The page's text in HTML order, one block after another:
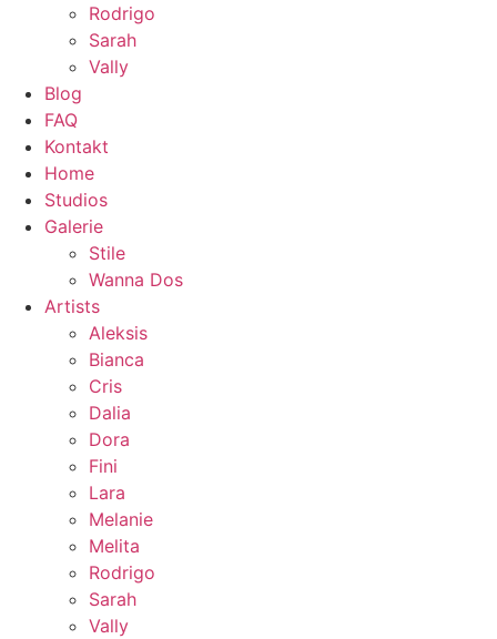
Rodrigo
Sarah
Vally
Blog
FAQ
Kontakt
Home
Studios
Galerie
Stile
Wanna Dos
Artists
Aleksis
Bianca
Cris
Dalia
Dora
Fini
Lara
Melanie
Melita
Rodrigo
Sarah
Vally